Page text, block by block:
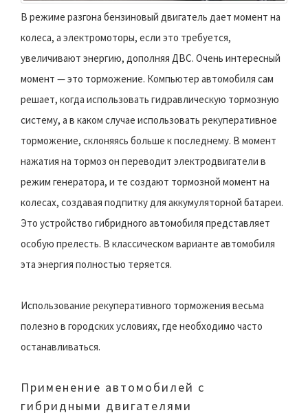
В режиме разгона бензиновый двигатель дает момент на
колеса, а электромоторы, если это требуется,
увеличивают энергию, дополняя ДВС. Очень интересный
момент — это торможение. Компьютер автомобиля сам
решает, когда использовать гидравлическую тормозную
систему, а в каком случае использовать рекуперативное
торможение, склоняясь больше к последнему. В момент
нажатия на тормоз он переводит электродвигатели в
режим генератора, и те создают тормозной момент на
колесах, создавая подпитку для аккумуляторной батареи.
Это устройство гибридного автомобиля представляет
особую прелесть. В классическом варианте автомобиля
эта энергия полностью теряется.
Использование рекуперативного торможения весьма
полезно в городских условиях, где необходимо часто
останавливаться.
Применение автомобилей с
гибридными двигателями